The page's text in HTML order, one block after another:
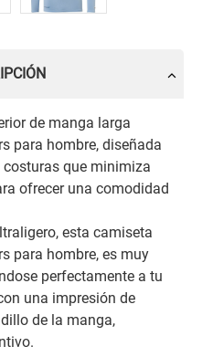
de manga larga
para hombre, diseñada
que minimiza
ofrecer una comodidad
esta camiseta
para hombre, es muy
perfectamente a tu
una impresión de
de la manga,